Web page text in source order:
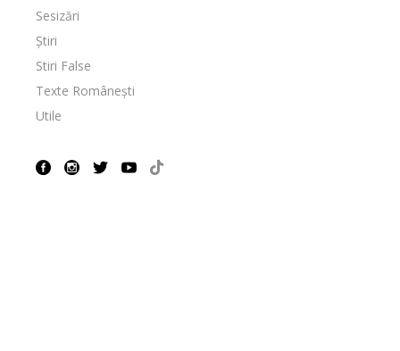
Sesizări
Știri
Stiri False
Texte Românești
Utile